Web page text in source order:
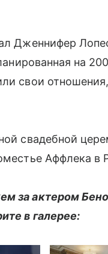
Дженнифер
на
свои
свадебной
Аффлека
за актером
в галерее: